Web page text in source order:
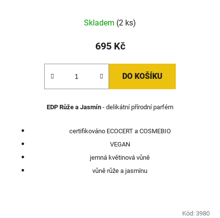
Skladem (2 ks)
695 Kč
DO KOŠÍKU
EDP Růže a Jasmín - delikátní přírodní parfém
certifikováno ECOCERT a COSMEBIO
VEGAN
jemná květinová vůně
vůně růže a jasmínu
Kód: 3980